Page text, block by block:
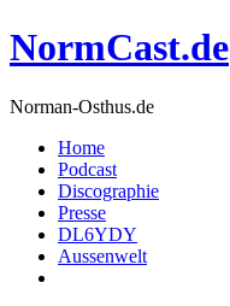
NormCast.de
Norman-Osthus.de
Home
Podcast
Discographie
Presse
DL6YDY
Aussenwelt